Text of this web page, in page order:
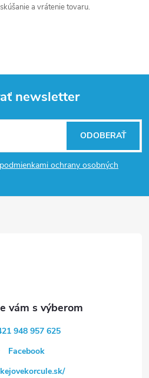
a vrátenie tovaru.
newsletter
podmienkami ochrany osobných
ODOBERAŤ
948 957 625
Facebook